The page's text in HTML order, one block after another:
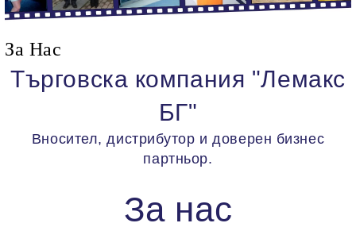
За Нас
Търговска компания "Лемакс
БГ"
Вносител, дистрибутор и доверен бизнес
партньор.
За нас